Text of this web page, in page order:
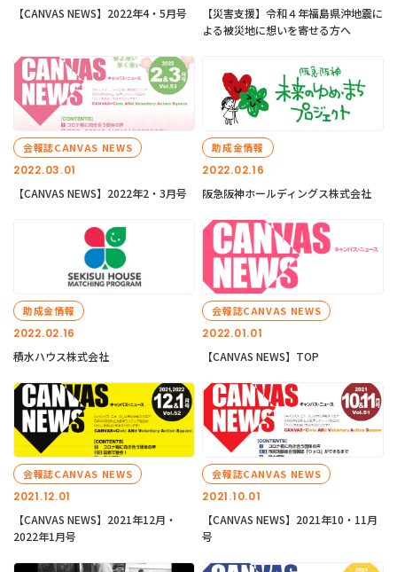
【CANVAS NEWS】2022年4・5月号
【災害支援】令和４年福島県沖地震に
よる被災地に想いを寄せる方へ
2022.03.01
会報誌CANVAS NEWS
【CANVAS NEWS】2022年2・3月号
2022.02.16
助成金情報
阪急阪神ホールディングス株式会社
2022.02.16
助成金情報
積水ハウス株式会社
2022.01.01
会報誌CANVAS NEWS
【CANVAS NEWS】TOP
2021.12.01
会報誌CANVAS NEWS
【CANVAS NEWS】2021年12月・
2022年1月号
2021.10.01
会報誌CANVAS NEWS
【CANVAS NEWS】2021年10・11月
号